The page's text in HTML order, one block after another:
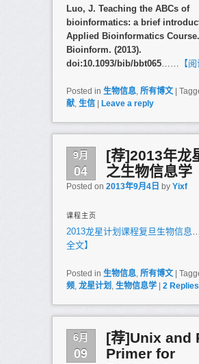
Luo, J. Teaching the ABCs of
bioinformatics: a brief
Applied Bioinformatics
Bioinform. (2013).
doi:10.1093/bib/bbt065…… 【
Posted in 生物信息, 所有博文
献, 生信 Leave a reply
9月
04
[荐]2013年龙
之生物信息学
Posted on 2013年9月4日 by Yixf
课程主页
2013龙星计划课程复旦生物信息
全文】
Posted in 生物信息, 所有博文 |
频, 龙星计划 生物信息学 | 2 Replies
6月
09
[荐]Unix and
Primer for